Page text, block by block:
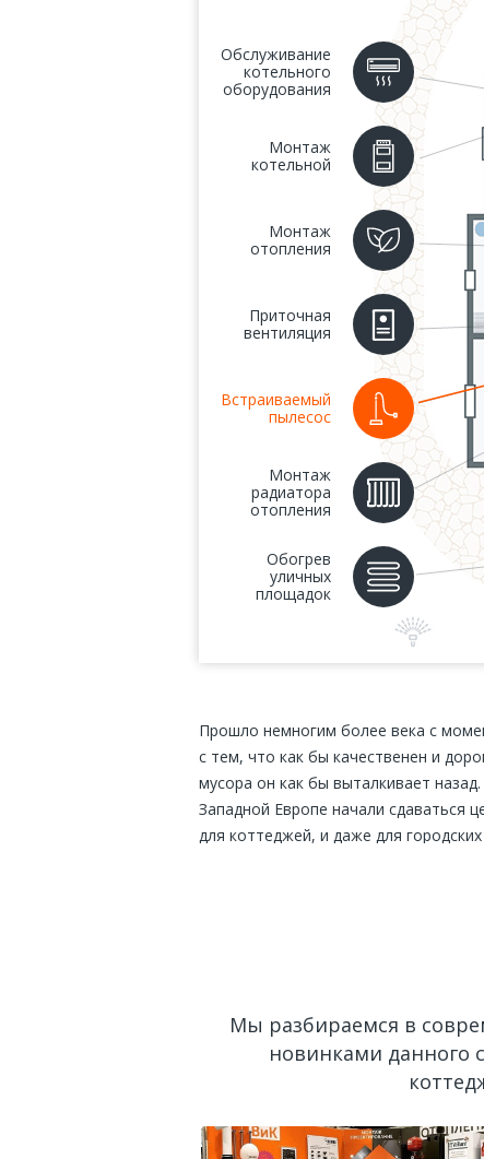
Обслуживание
котельного
оборудования
Монтаж
котельной
Монтаж
отопления
Приточная
вентиляция
Встраиваемый
пылесос
Монтаж
радиатора
отопления
Обогрев
уличных
площадок
Прошло немногим более века с
с тем, что как бы качественен и
мусора он как бы выталкивает
Западной Европе начали сдаваться
для коттеджей, и даже для
Внешние части встроенного
Компания «ДаблДом» проектирует
Мы разбираемся в
новинками данного